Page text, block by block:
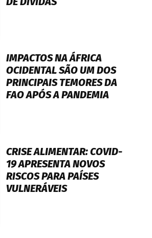
IMPACTOS NA ÁFRICA
OCIDENTAL SÃO UM DOS
PRINCIPAIS TEMORES DA
FAO APÓS A PANDEMIA
CRISE ALIMENTAR: COVID-
19 APRESENTA NOVOS
RISCOS PARA PAÍSES
VULNERÁVEIS